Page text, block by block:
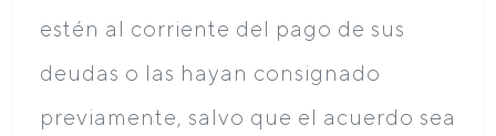
estén al corriente del pago de sus
deudas o las hayan consignado
previamente, salvo que el acuerdo sea